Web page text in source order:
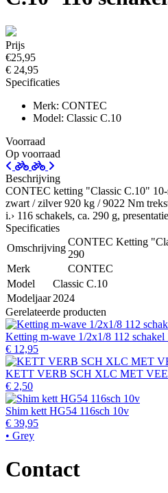
Prijs
€25,95
€ 24,95
Specificaties
Merk: CONTEC
Model: Classic C.10
Voorraad
Op voorraad
Beschrijving
CONTEC ketting "Classic C.10"
zwart / zilver 920 kg / 9022 Nm
i.› 116 schakels, ca. 290 g,
Specificaties
Omschrijving
CONTEC Ketting
290
Merk
CONTEC
Model
Classic C.10
Modeljaar 2024
Gerelateerde producten
Ketting m-wave 1/2x1/8 112 schakel
€ 12,95
KETT VERB SCH XLC MET
€ 2,50
Shim kett HG54 116sch 10v
€ 39,95
• Grey
Contact